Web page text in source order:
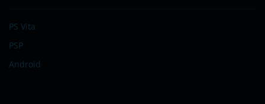
PS Vita
PSP
Android